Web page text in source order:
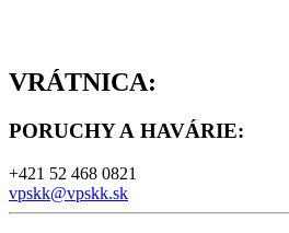
VRÁTNICA:
PORUCHY A HAVÁRIE:
+421 52 468 0821
vpskk@vpskk.sk